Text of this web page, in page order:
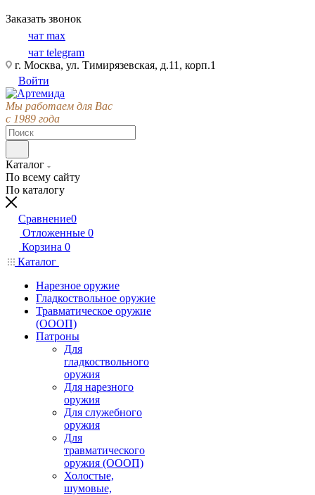
Заказать звонок
чат max
чат telegram
г. Москва, ул. Тимирязевская, д.11, корп.1
Войти
Мы работаем для Вас
с 1989 года
Каталог
По всему сайту
По каталогу
Сравнение0
Отложенные 0
Корзина 0
Каталог
Нарезное оружие
Гладкоствольное оружие
Травматическое оружие
(ОООП)
Патроны
Для
гладкоствольного
оружия
Для нарезного
оружия
Для служебного
оружия
Для
травматического
оружия (ОООП)
Холостые,
шумовые,